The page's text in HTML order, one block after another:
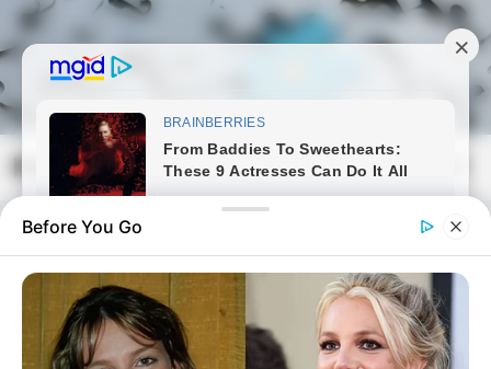
Skip
to
content
Magyarmozaik.com
Before You Go